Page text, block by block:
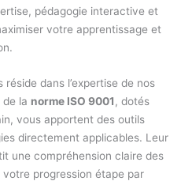
pédagogie interactive et
votre apprentissage et
réside dans l’expertise de nos
la norme ISO 9001 , dotés
vous apportent des outils
directement applicables. Leur
une compréhension claire des
progression étape par